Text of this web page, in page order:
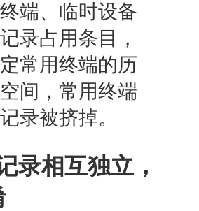
端、临时设备
录占用条目，
常用终端的历
间，常用终端
录被挤掉。
录相互独立，